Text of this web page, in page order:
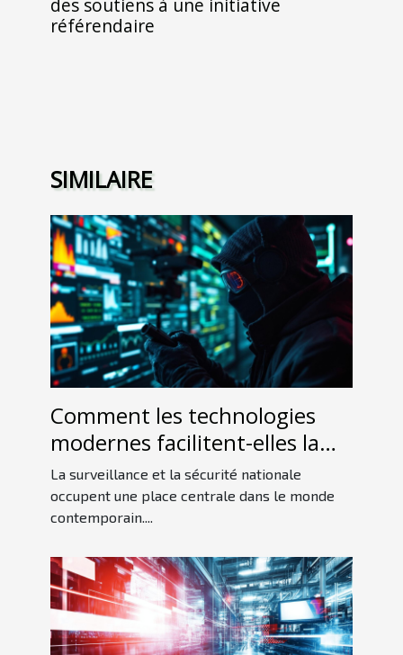
référendaire
SIMILAIRE
Comment les technologies
modernes facilitent-elles la
détection d'espions ?
La surveillance et la sécurité nationale
occupent une place centrale dans le monde
contemporain....